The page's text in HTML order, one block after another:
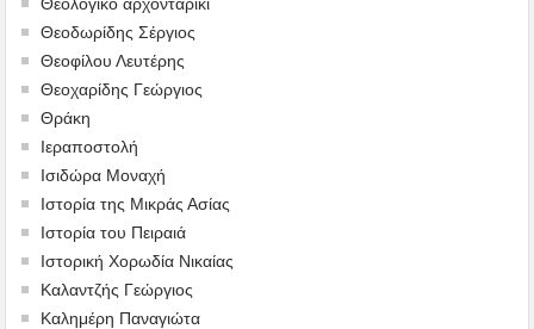
Θεοδωρίδης Σέργιος
Θεοφίλου Λευτέρης
Θεοχαρίδης Γεώργιος
Θράκη
Ιεραποστολή
Ισιδώρα Μοναχή
Ιστορία της Μικράς Ασίας
Ιστορία του Πειραιά
Ιστορική Χορωδία Νικαίας
Καλαντζής Γεώργιος
Καλημέρη Παναγιώτα